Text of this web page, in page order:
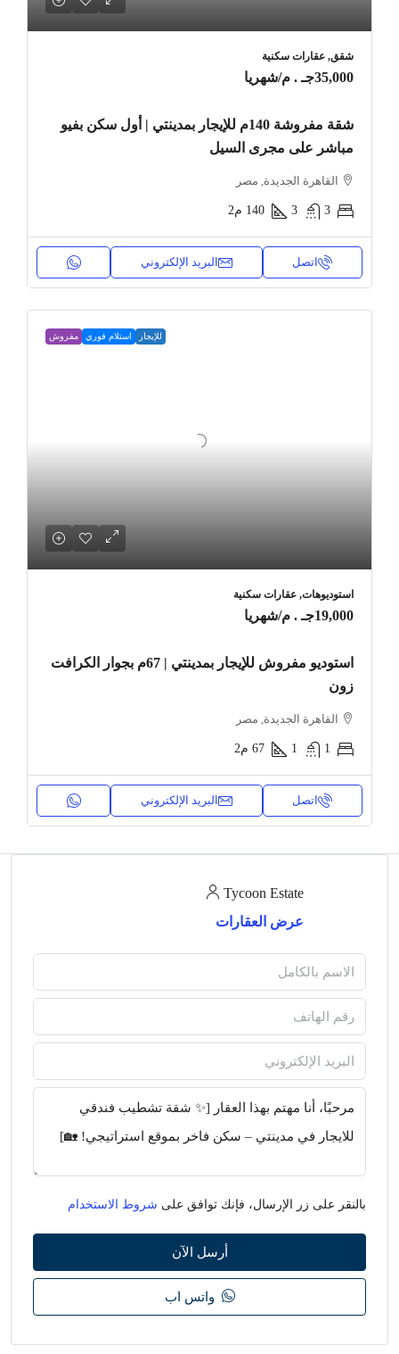
شقق, عقارات سكنية
35,000جـ . م /شهريا
شقة مفروشة 140م للإيجار بمدينتي | أول سكن بفيو
مباشر على مجرى السيل
القاهرة الجديدة, مصر
3
3
140 م2
اتصل البريد الإلكتروني
للإيجار استلام فوري مفروش
استوديوهات, عقارات سكنية
19,000جـ . م /شهريا
استوديو مفروش للإيجار بمدينتي | 67م بجوار الكرافت
زون
القاهرة الجديدة, مصر
1
1
67 م2
اتصل البريد الإلكتروني
Tycoon Estate
عرض العقارات
بالنقر على زر الإرسال، فإنك توافق على شروط الاستخدام
أرسل الآن
واتس اب